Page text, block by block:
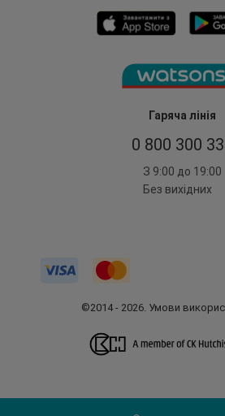
Гаряча лінія
0 800 300
З 9:00 до 19:00
Без вихідних
©2014 - 2026. Умови